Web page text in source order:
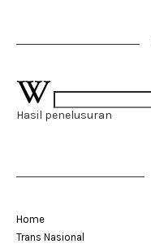
Hasil penelusuran
Home
Trans Nasional